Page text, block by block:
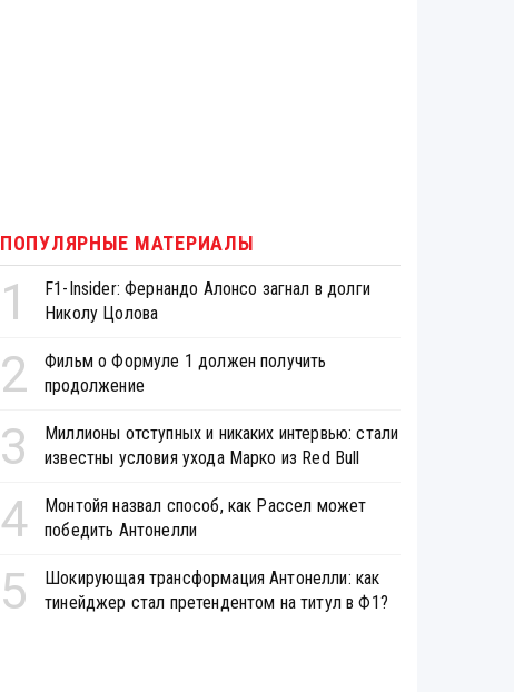
ПОПУЛЯРНЫЕ МАТЕРИАЛЫ
1
F1-Insider: Фернандо Алонсо загнал в долги
Николу Цолова
2
Фильм о Формуле 1 должен получить
продолжение
3
Миллионы отступных и никаких интервью: стали
известны условия ухода Марко из Red Bull
4
Монтойя назвал способ, как Рассел может
победить Антонелли
5
Шокирующая трансформация Антонелли: как
тинейджер стал претендентом на титул в Ф1?